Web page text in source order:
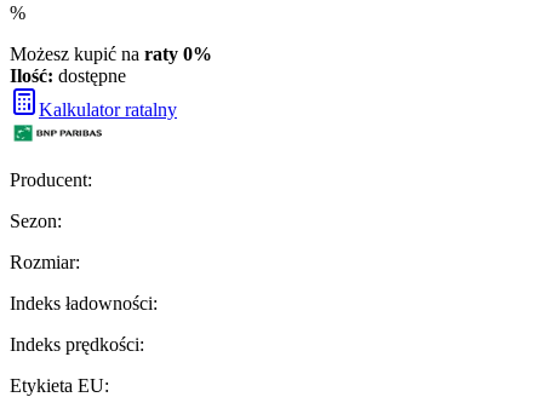
%
Możesz kupić na raty 0%
Ilość: dostępne
Kalkulator ratalny
Producent:
Sezon:
Rozmiar:
Indeks ładowności:
Indeks prędkości:
Etykieta EU: